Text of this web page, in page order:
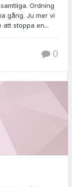
Ordning
gång. Ju mer vi
att stoppa en...
0